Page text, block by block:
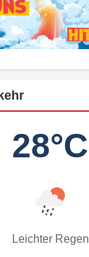
28°C
Leichter Regen